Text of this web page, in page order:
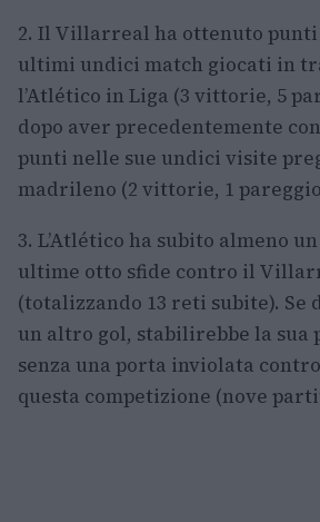
2. Il Villarreal ha ottenuto
ultimi undici match giocati in
l’Atlético in Liga (3 vittorie, 5
dopo aver precedentemente
punti nelle sue undici visite
madrileno (2 vittorie, 1
3. L’Atlético ha subito almeno
ultime otto sfide contro il
(totalizzando 13 reti subite). Se
un altro gol, stabilirebbe la sua
senza una porta inviolata
questa competizione (nove